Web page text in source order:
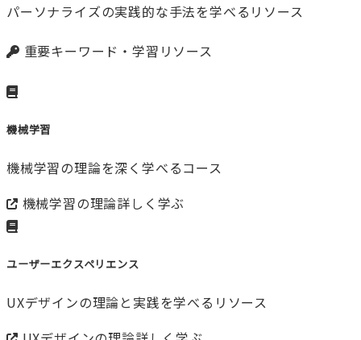
パーソナライズの実践的な手法を学べるリソース
重要キーワード・学習リソース
機械学習
機械学習の理論を深く学べるコース
機械学習の理論詳しく学ぶ
ユーザーエクスペリエンス
UXデザインの理論と実践を学べるリソース